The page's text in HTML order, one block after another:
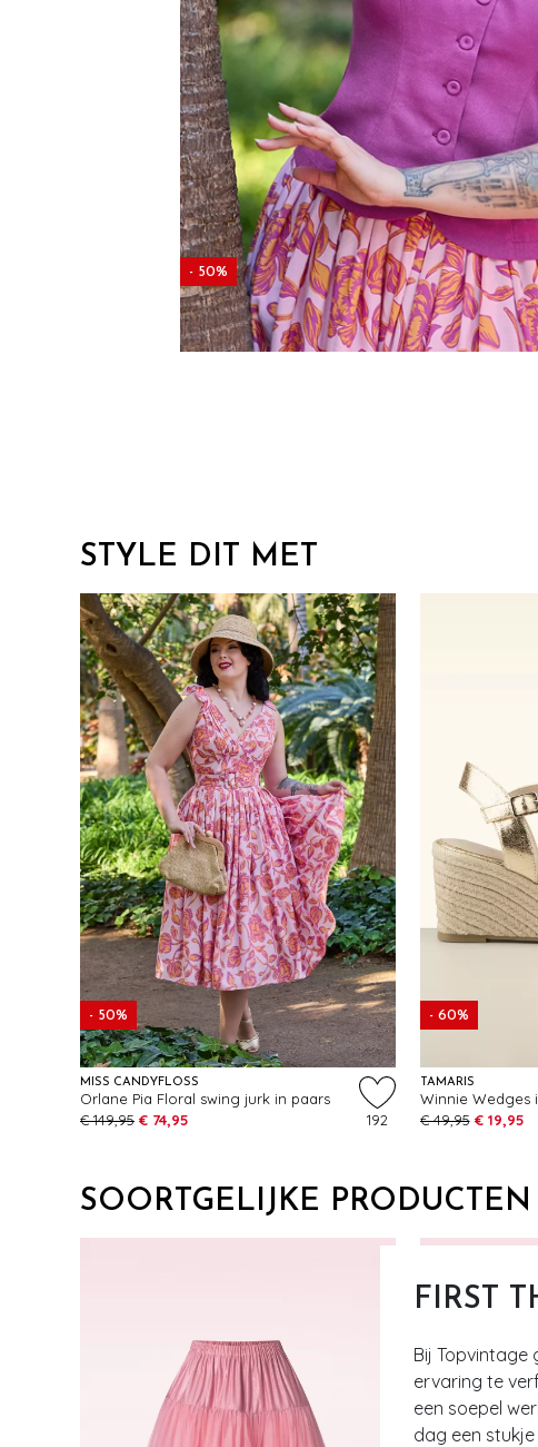
FIRST
Bij Topvintage
ervaring te
een soepel
dag een
- 50%
STYLE DIT MET
- 50%
MISS CANDYFLOSS
Orlane Pia Floral swing jurk in paars
€ 149,95 € 74,95 192
- 60%
TAMARIS
Winnie Wedges
€ 49,95 € 19,95
SOORTGELIJKE PRODUCTEN